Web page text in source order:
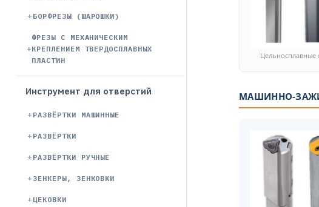
БОРФРЕЗЫ (ШАРОШКИ)
ФРЕЗЫ С МЕХАНИЧЕСКИМ
КРЕПЛЕНИЕМ ТВЕРДОСПЛАВНЫХ
ПЛАСТИН
Инструмент для отверстий
РАЗВЁРТКИ МАШИННЫЕ
РАЗВЁРТКИ
РАЗВЁРТКИ РУЧНЫЕ
ЗЕНКЕРЫ, ЗЕНКОВКИ
ЦЕКОВКИ
Цельносплавные
МАШИННО-